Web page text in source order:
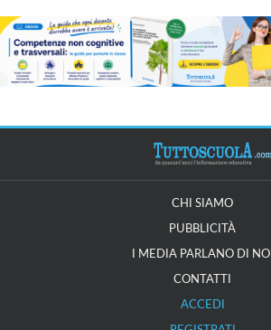
CHI SIAMO
PUBBLICITÀ
I MEDIA PARLANO DI NOI
CONTATTI
ACCEDI